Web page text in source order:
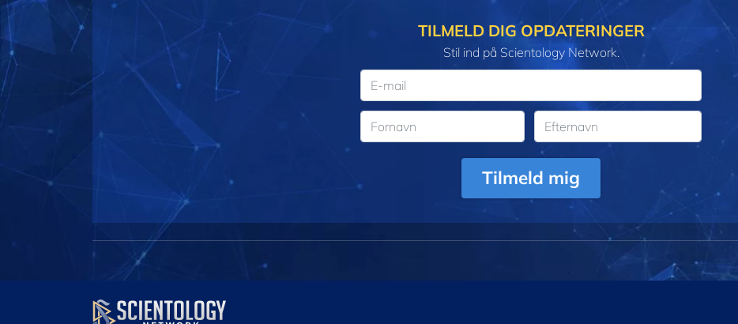
TILMELD DIG OPDATERINGER
Stil ind på Scientology Network.
Tilmeld mig